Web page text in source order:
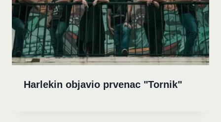
Harlekin objavio prvenac "Tornik"